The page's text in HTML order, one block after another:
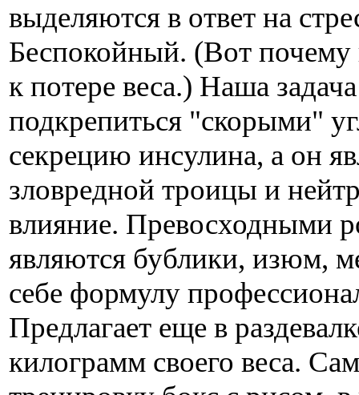
выделяются в ответ на
Беспокойный. (Вот почему
к потере веса.) Наша
подкрепиться "скорыми"
секрецию инсулина, а он
зловредной троицы и
влияние. Превосходными
являются бублики, изюм,
себе формулу
Предлагает еще в
килограмм своего веса.